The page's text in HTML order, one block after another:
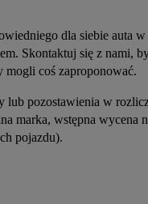
dla siebie auta w
Skontaktuj się z nami,
mogli coś zaproponować.
lub pozostawienia w
marka, wstępna wycena
pojazdu).